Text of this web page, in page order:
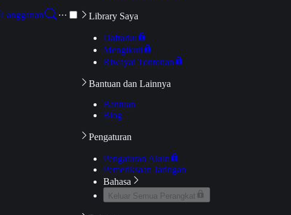
Langganan
··· Library Saya
Daftarku
Mengikuti
Riwayat Tontonan
Bantuan dan Lainnya
Bantuan
Blog
Pengaturan
Pengaturan Akun
Pemeriksaan Jaringan
Bahasa
Keluar Semua Perangkat